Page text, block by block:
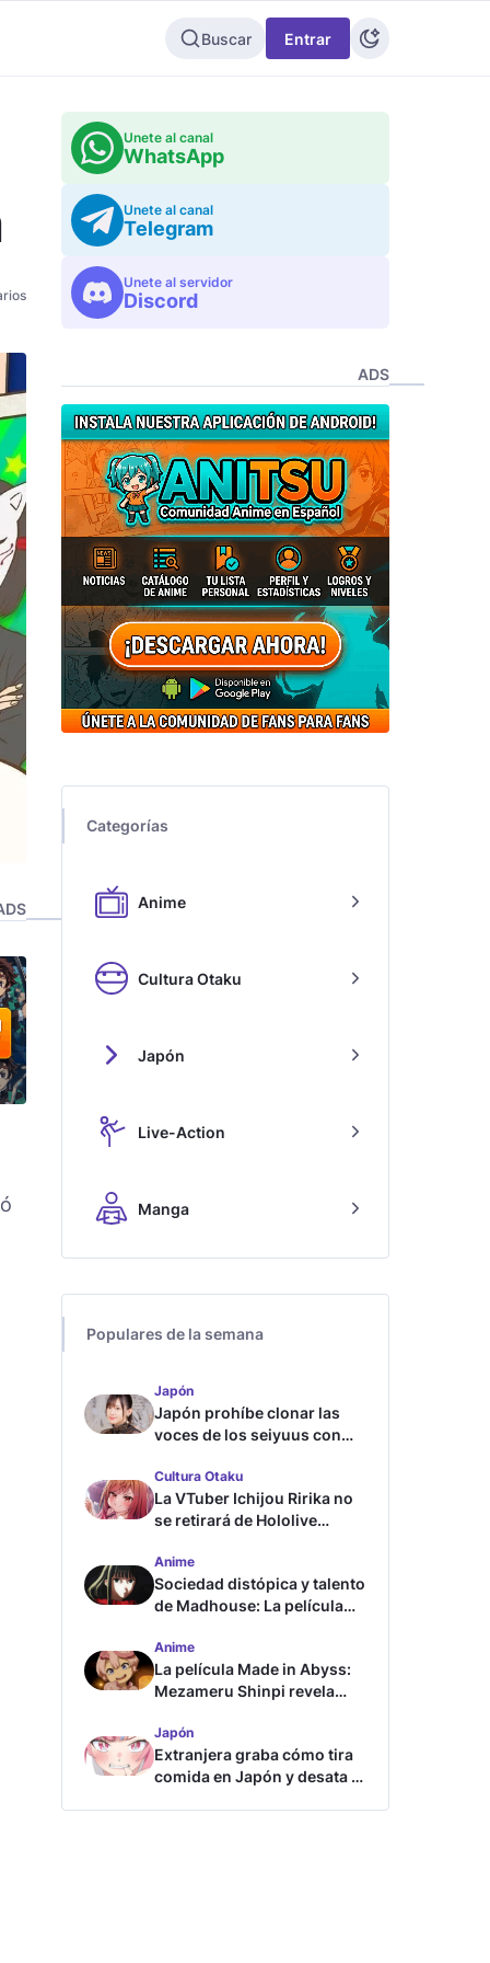
Buscar Entrar
Unete al canal
WhatsApp
Unete al canal
Telegram
Unete al servidor
Discord
ADS
Categorías
Anime
Cultura Otaku
Japón
Live-Action
Manga
Populares de la semana
Japón
Japón prohíbe clonar las
voces de los seiyuus con
Cultura Otaku
La VTuber Ichijou Ririka no
se retirará de Hololive
Anime
Sociedad distópica y talento
de Madhouse: La película
tráiler
Anime
La película Made in Abyss:
Mezameru Shinpi revela
Japón
Extranjera graba cómo tira
comida en Japón y desata la